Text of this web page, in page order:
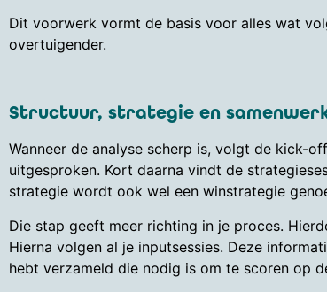
Dit voorwerk vormt de basis voor alles wat
overtuigender.
Structuur, strategie en
Wanneer de analyse scherp is, volgt de kick-
uitgesproken. Kort daarna vindt de
strategie wordt ook wel een winstrategie
Die stap geeft meer richting in je proces.
Hierna volgen al je inputsessies. Deze
hebt verzameld die nodig is om te scoren op